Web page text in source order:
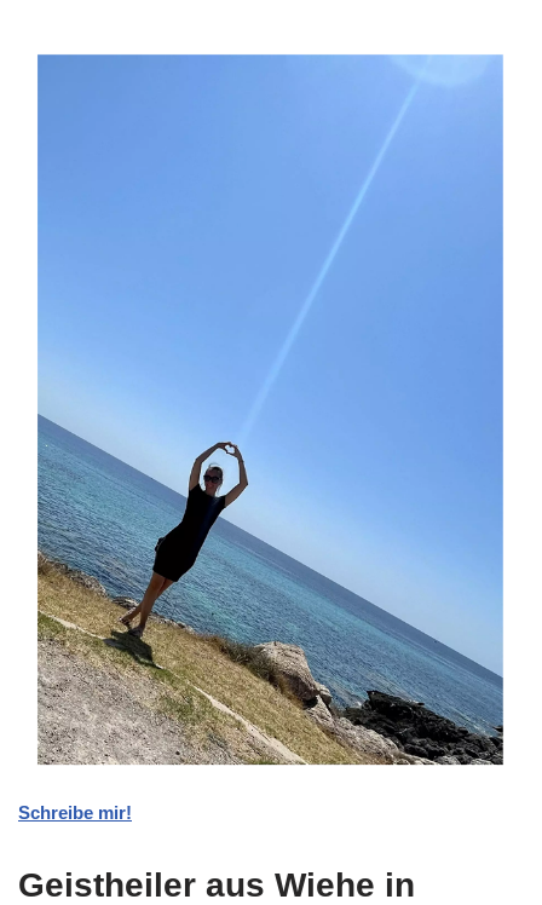
Schreibe mir!
Geistheiler aus Wiehe in